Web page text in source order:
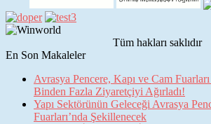
Tüm hakları saklıdır
En Son Makaleler
Avrasya Pencere, Kapı ve Cam
Binden Fazla Ziyaretçiyi Ağırladı!
Yapı Sektörünün Geleceği Avrasya
Fuarları’nda Şekillenecek